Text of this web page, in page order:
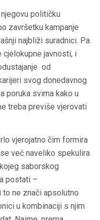
političku
završetku kampanje
najbliži suradnici. Pa
cjelokupne javnosti, i
od
svog donedavnog
poruka svima kako u
treba previše vjerovati
vjerojatno čim formira
već naveliko spekulira
saborskog
postati –
to ne znači apsolutno
u kombinaciji s njim